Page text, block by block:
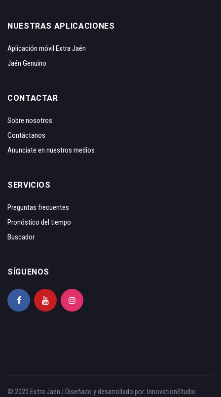
NUESTRAS APLICACIONES
Aplicación móvil Extra Jaén
Jaén Genuino
CONTACTAR
Sobre nosotros
Contáctanos
Anunciate en nuestros medios
SERVICIOS
Preguntas frecuentes
Pronóstico del tiempo
Buscador
SÍGUENOS
© 2020 Extra Jaén | Diseñado y desarrollado por: InnovationStudio